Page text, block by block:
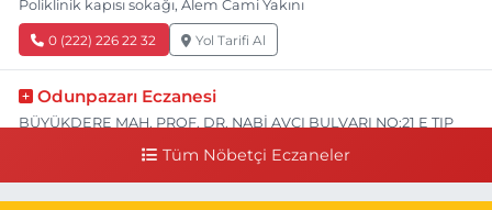
Poliklinik kapısı sokağı, Alem Cami Yakını
0 (222) 226 22 32 Yol Tarifi Al
Odunpazarı Eczanesi
BÜYÜKDERE MAH. PROF. DR. NABİ AVCI BULVARI NO:21 E TIP
Tüm Nöbetçi Eczaneler